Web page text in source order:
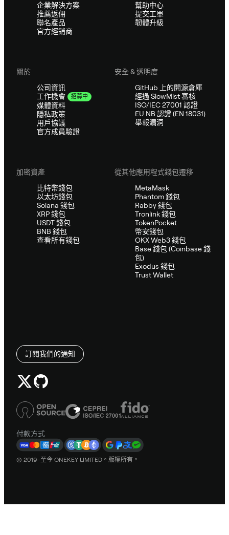
企業解決方案
推薦返佣
聯名產品
官方經銷商
幫助中心
提交工單
韌體升級
關於
公司資訊
工作機會
招募中
媒體資料
隱私政策
用戶協議
官方成員驗證
安全 & 透明度
GitHub 上的開源倉庫
經過 SlowMist 審核
ISO/IEC 27001 認證
EU NB 認證 (EN 18031)
舉報漏洞
加密資產
比特幣錢包
以太坊錢包
Solana 錢包
XRP 錢包
USDT 錢包
BNB 錢包
查看所有錢包
從其他應用程式錢包遷移
MetaMask
Phantom 錢包
Rabby 錢包
Tronlink 錢包
TokenPocket
幣安錢包
OKX Web3 錢包
Base 錢包 (Coinbase 錢
包)
Exodus 錢包
Trust Wallet
訂閱我們的通知
付款方式
© 2019–至今 ONEKEY LIMITED。版權所有。